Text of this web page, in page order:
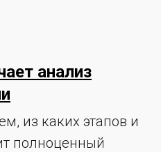
анализ
из каких этапов и
полноценный